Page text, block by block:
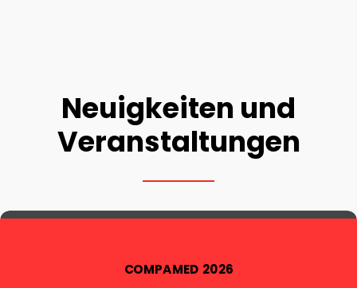
Neuigkeiten und
Veranstaltungen
COMPAMED 2026